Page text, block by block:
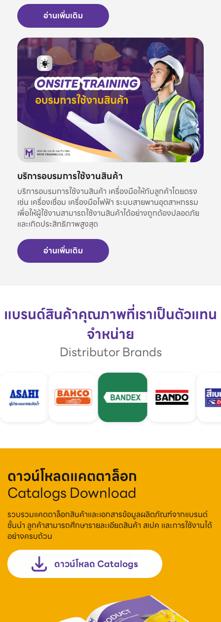
อ่านเพิ่มเติม
บริการอบรมการใช้งานสินค้า
บริการอบรมการใช้งานสินค้า เครื่องมือให้กับลูกค้าโดยตรง
เช่น เครื่องเชื่อม เครื่องมือไฟฟ้า ระบบสายพานอุตสาหกรรม
เพื่อให้ผู้ใช้งานสามารถใช้งานสินค้าได้อย่างถูกต้องปลอดภัย
และเกิดประสิทธิภาพสูงสุด
อ่านเพิ่มเติม
แบรนด์สินค้าคุณภาพที่เราเป็นตัวแทน
จำหน่าย
Distributor Brands
ดาวน์โหลดแคตตาล็อก
Catalogs Download
รวบรวมแคตตาล็อกสินค้าและเอกสารข้อมูลผลิตภัณฑ์จากแบรนด์
ชั้นนำ ลูกค้าสามารถศึกษารายละเอียดสินค้า สเปค และการใช้งานได้
อย่างครบถ้วน
ดาวน์โหลด Catalogs